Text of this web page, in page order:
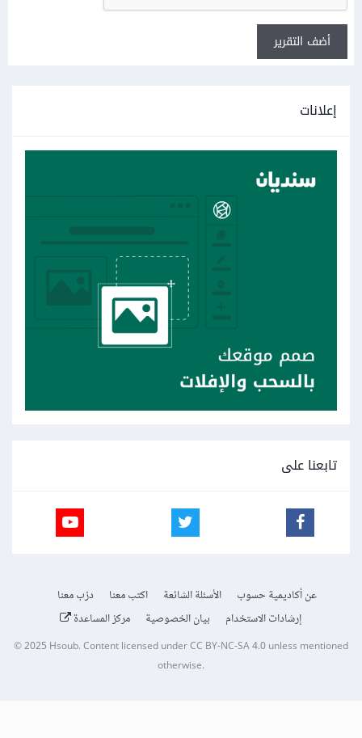
أضف التقرير
إعلانات
تابعنا على
عن أكاديمية حسوب الأسئلة الشائعة اكتب معنا
درّب معنا
إرشادات الاستخدام
بيان الخصوصية مركز المساعدة
© 2025 Hsoub.Content licensed underCC BY-NC-SA 4.0unless mentioned
otherwise.